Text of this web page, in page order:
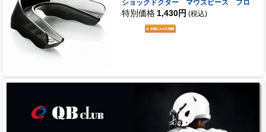
ショックドクター マウスピース プロ
特別価格 1,430円 (税込)